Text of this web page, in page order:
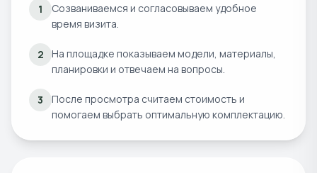
1
Созваниваемся и согласовываем удобное
время визита.
2
На площадке показываем модели, материалы,
планировки и отвечаем на вопросы.
3
После просмотра считаем стоимость и
помогаем выбрать оптимальную комплектацию.